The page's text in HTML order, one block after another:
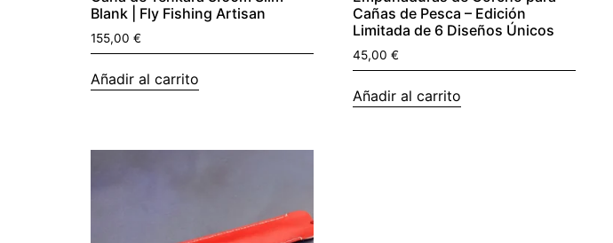
Blank | Fly Fishing Artisan
155,00 €
Añadir al carrito
Cañas de Pesca – Edición
Limitada de 6 Diseños Únicos
45,00 €
Añadir al carrito